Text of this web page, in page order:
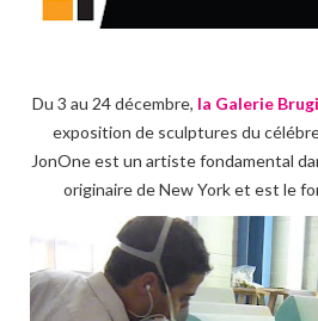
Du 3 au 24 décembre, la Galerie
exposition de sculptures du
JonOne est un artiste fondamental
originaire de New York et est le